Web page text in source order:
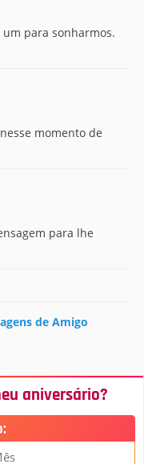
para sonharmos.
momento de
para lhe
de Amigo
aniversário?